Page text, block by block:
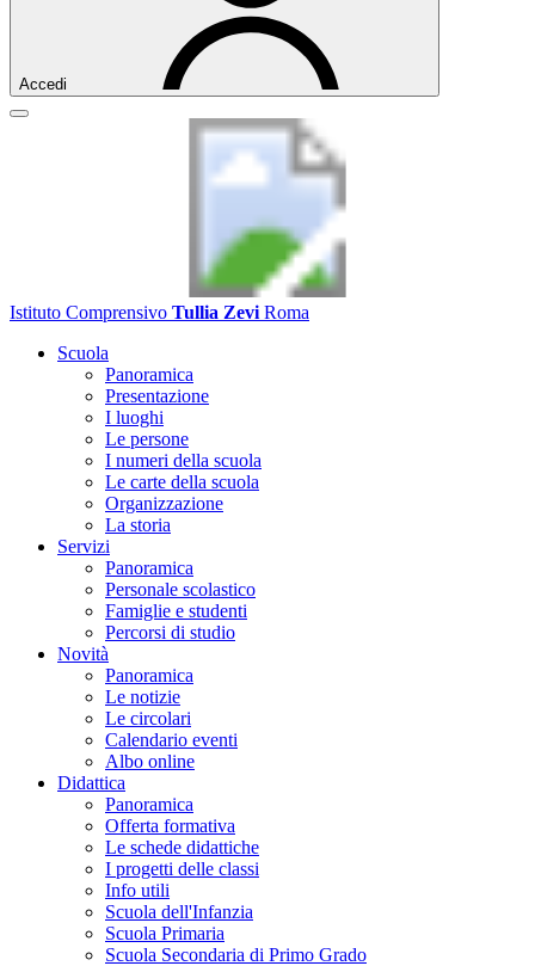
Accedi
Istituto Comprensivo Tullia Zevi Roma
Scuola
Panoramica
Presentazione
I luoghi
Le persone
I numeri della scuola
Le carte della scuola
Organizzazione
La storia
Servizi
Panoramica
Personale scolastico
Famiglie e studenti
Percorsi di studio
Novità
Panoramica
Le notizie
Le circolari
Calendario eventi
Albo online
Didattica
Panoramica
Offerta formativa
Le schede didattiche
I progetti delle classi
Info utili
Scuola dell'Infanzia
Scuola Primaria
Scuola Secondaria di Primo Grado